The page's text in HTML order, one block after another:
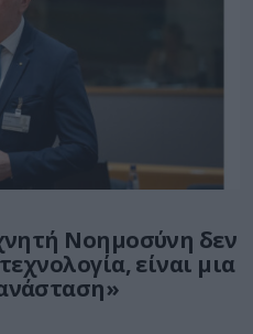
Νοημοσύνη δεν
είναι μια